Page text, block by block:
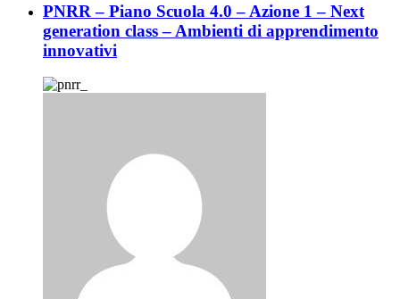
PNRR – Piano Scuola 4.0 – Azione 1 – Next
generation class – Ambienti di apprendimento
innovativi